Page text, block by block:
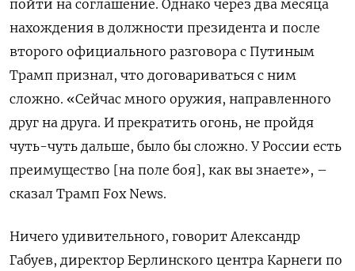
пойти на соглашение. Однако через два месяца
нахождения в должности президента и после
второго официального разговора с Путиным
Трамп признал, что договариваться с ним
сложно. «Сейчас много оружия, направленного
друг на друга. И прекратить огонь, не пройдя
чуть-чуть дальше, было бы сложно. У России есть
преимущество [на поле боя], как вы знаете», –
сказал Трамп Fox News.
Ничего удивительного, говорит Александр
Габуев, директор Берлинского центра Карнеги по